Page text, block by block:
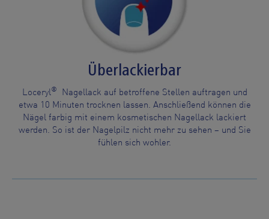
Überlackierbar
Loceryl®
Nagellack auf betroffene Stellen auftragen und
etwa 10 Minuten trocknen lassen. Anschließend können die
Nägel farbig mit einem kosmetischen Nagellack lackiert
werden. So ist der Nagelpilz nicht mehr zu sehen – und Sie
fühlen sich wohler.